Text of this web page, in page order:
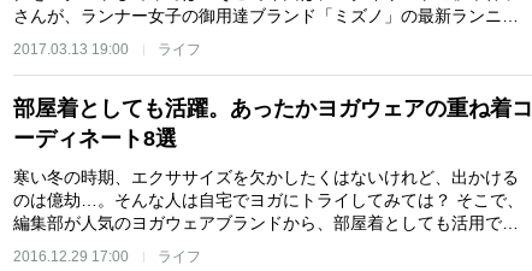
さんが、ランナー女子の御用達ブランド「ミズノ」の最新ランニ…
2017.03.13 19:00 ライフ
部屋着としても活躍。あったかヨガウェアの重ね着コ
ーディネート8選
寒い冬の時期、エクササイズを欠かしたくはないけれど、出かける
のは億劫…。そんな人は自宅でヨガにトライしてみては？ そこで、
編集部が人気のヨガウェアブランドから、部屋着としても活用で…
2016.12.29 17:00 ライフ